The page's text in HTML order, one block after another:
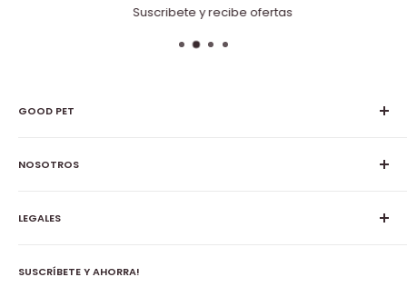
Suscribete y recibe ofertas
GOOD PET
lo necesario para tu mascota, como; alimentos, fármacos,
NOSOTROS
Contacto
Libro de reclamaciones
LEGALES
Políticas de Privacidad
SUSCRÍBETE Y AHORRA!